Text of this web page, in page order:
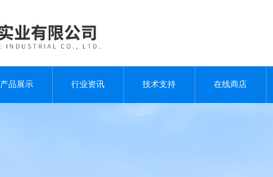
产品展示 行业资讯 技术支持 在线商店